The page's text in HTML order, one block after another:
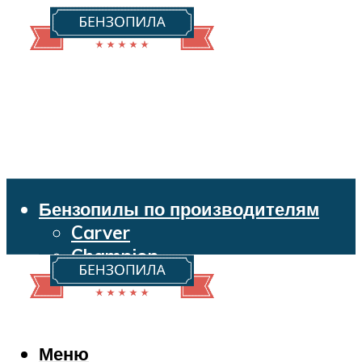
Бензопилы по производителям
Carver
Champion
Echo
Husqvarna
Makita
Меню